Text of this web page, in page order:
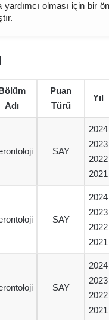
olması için bir
Adı
Puan
Türü
Yıl
SAY
2024
2023
2022
2021
SAY
2024
2023
2022
2021
SAY
2024
2023
2022
2021